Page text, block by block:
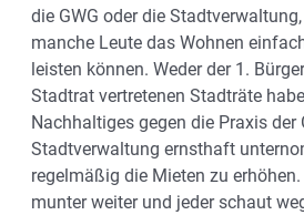
die GWG oder die
manche Leute das Wohnen
leisten können. Weder der 1.
Stadtrat vertretenen Stadträte
Nachhaltiges gegen die Praxis der
Stadtverwaltung ernsthaft
regelmäßig die Mieten zu
munter weiter und jeder schaut